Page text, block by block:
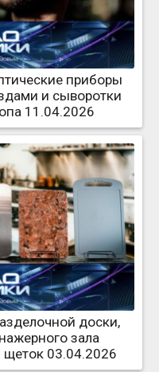
приборы
и сыворотки
11.04.2026
доски,
зала
щеток 03.04.2026